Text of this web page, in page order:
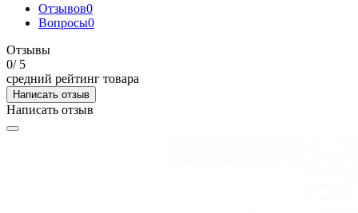
Отзывов0
Вопросы0
Отзывы
0/ 5
средний рейтинг товара
Написать отзыв
Написать отзыв